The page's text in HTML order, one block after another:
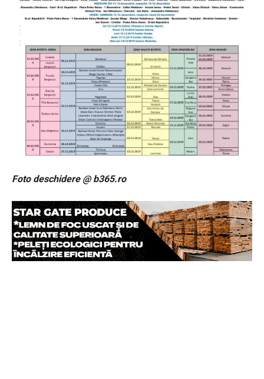
Foto deschidere @ b365.ro